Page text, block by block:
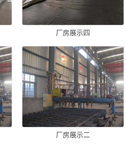
厂房展示四
厂房展示二